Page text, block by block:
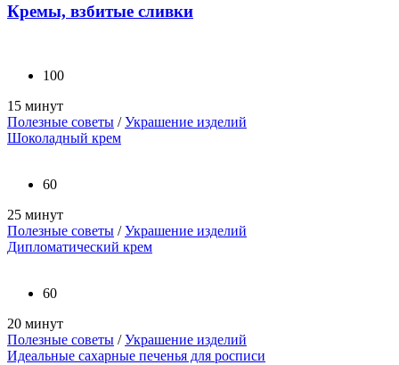
Кремы, взбитые сливки
100
15 минут
Полезные советы /Украшение изделий
Шоколадный крем
60
25 минут
Полезные советы /Украшение изделий
Дипломатический крем
60
20 минут
Полезные советы /Украшение изделий
Идеальные сахарные печенья для росписи